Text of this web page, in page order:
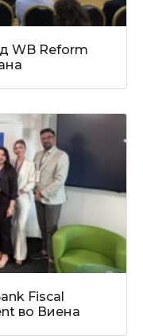
WB Reform
Fiscal
во Виена